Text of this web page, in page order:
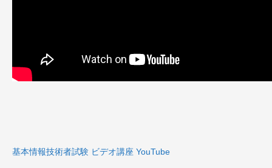
基本情報技術者試験 ビデオ講座 YouTube